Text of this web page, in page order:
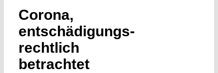
Verfassungs
editorial
Corona,
entschädigungs­
rechtlich
betrachtet